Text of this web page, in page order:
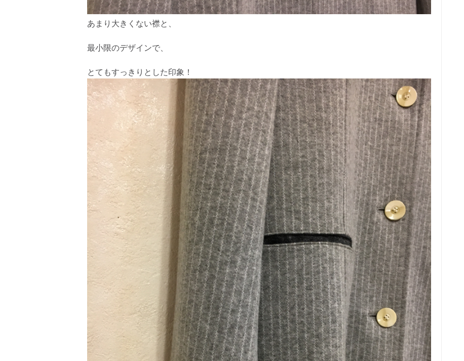
あまり大きくない襟と、
最小限のデザインで、
とてもすっきりとした印象！